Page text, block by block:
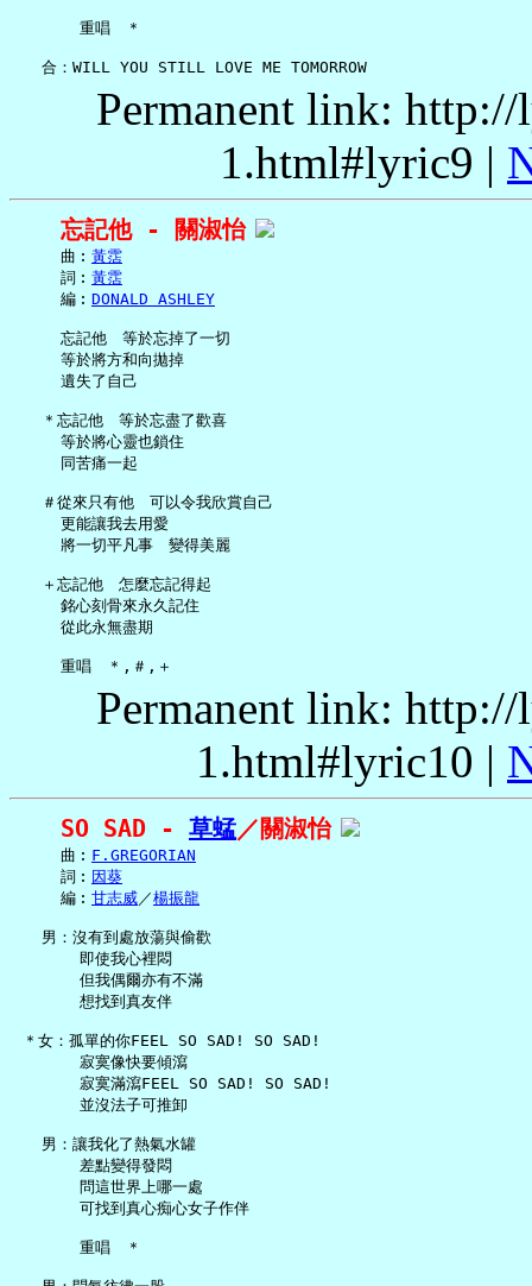
       重唱　＊
Permanent link:
1.html#lyric9 |
忘記他 - 關淑怡
     曲︰
黃霑
     詞︰
黃霑
     編︰
DONALD ASHLEY
     忘記他　等於忘掉了一切
     等於將方和向拋掉
     遺失了自己
   ＊忘記他　等於忘盡了歡喜
     等於將心靈也鎖住
     同苦痛一起
   ＃從來只有他　可以令我欣賞自己
     更能讓我去用愛
     將一切平凡事　變得美麗
   ＋忘記他　怎麼忘記得起
     銘心刻骨來永久記住
     從此永無盡期
Permanent link:
1.html#lyric10 |
SO SAD - 草蜢／關淑怡
     曲︰
F.GREGORIAN
     詞︰
因葵
     編︰
甘志威／楊振龍
   男：沒有到處放蕩與偷歡
       即使我心裡悶
       但我偶爾亦有不滿
       想找到真友伴
＊女：孤單的你FEEL SO SAD! SO SAD!
       寂寞像快要傾瀉
       寂寞滿瀉FEEL SO SAD! SO SAD!
       並沒法子可推卸
   男：讓我化了熱氣水罐
       差點變得發悶
       問這世界上哪一處
       可找到真心痴心女子作伴
       重唱　＊